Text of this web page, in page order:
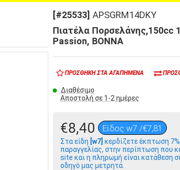
[#25533] APSGRM14DKY
Πιατέλα Πορσελάνης,150cc
Passion, BONNA
ΠΡΟΣΘΉΚΗ ΣΤΑ ΑΓΑΠΗΜΈΝΑ
Διαθέσιμο
Αποστολή σε 1-2 ημέρες
€8,40 Είδος w7 /€7,81
Στα είδη [w7] κερδίζετε έκπτωση
παραγγελίας, στην περίπτωση που
site και η πληρωμή είναι κατάθεση
οδηγό μας μετρητά.